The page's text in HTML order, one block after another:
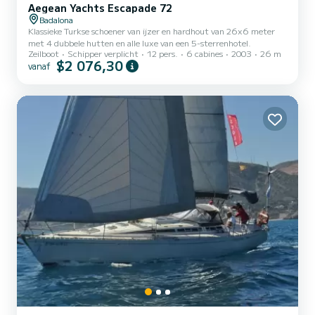
Aegean Yachts Escapade 72
Badalona
Klassieke Turkse schoener van ijzer en hardhout van 26x6 meter
met 4 dubbele hutten en alle luxe van een 5-sterrenhotel.
Zeilboot
Schipper verplicht 12 pers. 6 cabines 2003 26 m
vanaf $2 076,30